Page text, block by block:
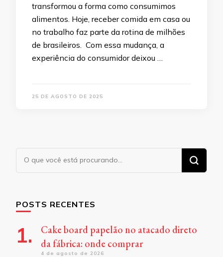
transformou a forma como consumimos
alimentos. Hoje, receber comida em casa ou
no trabalho faz parte da rotina de milhões
de brasileiros. Com essa mudança, a
experiência do consumidor deixou …
25 DE AGOSTO DE 2025
Procurando
algo?
POSTS RECENTES
Cake board papelão no atacado direto
da fábrica: onde comprar
4 de agosto de 2026